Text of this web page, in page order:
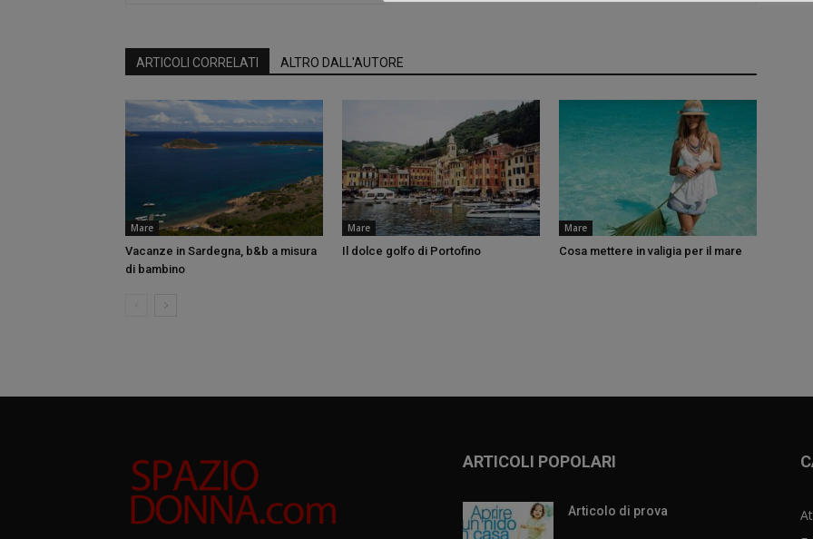
ARTICOLI CORRELATI ALTRO DALL'AUTORE
Mare
Vacanze in Sardegna, b&b a misura
di bambino
Mare
Il dolce golfo di Portofino
Mare
Cosa mettere in valigia per il mare
ARTICOLI POPOLARI
Articolo di prova